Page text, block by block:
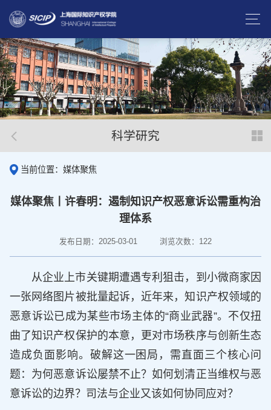
科学研究
当前位置：媒体聚焦
媒体聚焦丨许春明：遏制知识产权恶意诉讼需重构治
理体系
发布日期：2025-03-01 浏览次数： 122
从企业上市关键期遭遇专利狙击，到小微商家因
一张网络图片被批量起诉，近年来，知识产权领域的
恶意诉讼已成为某些市场主体的“商业武器”。不仅扭
曲了知识产权保护的本意，更对市场秩序与创新生态
造成负面影响。破解这一困局，需直面三个核心问
题：为何恶意诉讼屡禁不止？如何划清正当维权与恶
意诉讼的边界？司法与企业又该如何协同应对？